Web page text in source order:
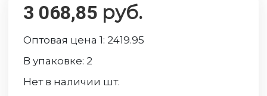
3 068,85 руб.
Оптовая цена 1: 2419.95
В упаковке: 2
Нет в наличии шт.